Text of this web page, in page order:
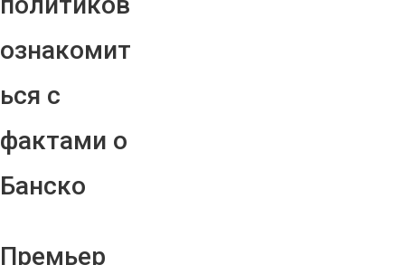
ознакомит
ься с
фактами о
Банско
Премьер